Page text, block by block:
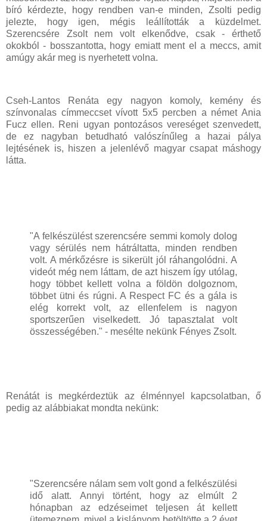
bíró kérdezte, hogy rendben van-e minden, Zsolti pedig
jelezte, hogy igen, mégis leállították a küzdelmet.
Szerencsére Zsolt nem volt elkenődve, csak - érthető
okokból - bosszantotta, hogy emiatt ment el a meccs, amit
amúgy akár meg is nyerhetett volna.
Cseh-Lantos Renáta egy nagyon komoly, kemény és
színvonalas címmeccset vívott 5x5 percben a német Ania
Fucz ellen. Reni ugyan pontozásos vereséget szenvedett,
de ez nagyban betudható valószínűleg a hazai pálya
lejtésének is, hiszen a jelenlévő magyar csapat máshogy
látta.
"A felkészülést szerencsére semmi komoly dolog
vagy sérülés nem hátráltatta, minden rendben
volt. A mérkőzésre is sikerült jól ráhangolódni. A
videót még nem láttam, de azt hiszem így utólag,
hogy többet kellett volna a földön dolgoznom,
többet ütni és rúgni. A Respect FC és a gála is
elég korrekt volt, az ellenfelem is nagyon
sportszerűen viselkedett. Jó tapasztalat volt
összességében." - mesélte nekünk Fényes Zsolt.
Renátát is megkérdeztük az élménnyel kapcsolatban, ő
pedig az alábbiakat mondta nekünk:
"Szerencsére nálam sem volt gond a felkészülési
idő alatt. Annyi történt, hogy az elmúlt 2
hónapban az edzéseimet teljesen át kellett